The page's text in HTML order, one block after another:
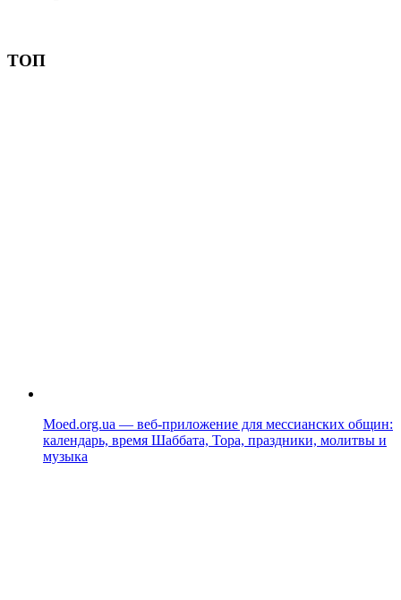
ТОП
Moed.org.ua — веб-приложение для мессианских общин:
календарь, время Шаббата, Тора, праздники, молитвы и
музыка